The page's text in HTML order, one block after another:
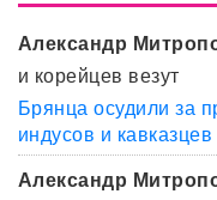
Александр
и корейцев везут
Брянца осудили за
индусов и кавказцев
Александр